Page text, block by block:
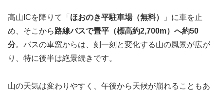
高山ICを降りて「 ほおのき平駐車場（無料）
」に車を止
め、そこから路線バスで畳平（標高約2,700m）へ約50
分。バスの車窓からは、刻一刻と変化する山の風景が広が
り、特に後半は絶景続きです。
山の天気は変わりやすく、午後から天候が崩れることもあ